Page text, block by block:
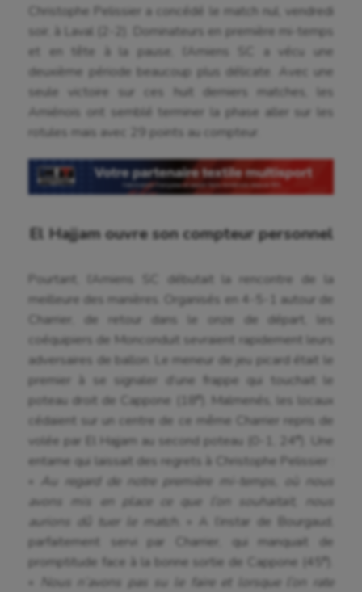
Christophe Pelissier a concédé le match nul, vendredi
soir, à Laval (2-2). Dominateurs en première mi-temps
et en tête à la pause, l’Amiens SC a vécu une
deuxième période beaucoup plus délicate. Avec une
seule victoire sur ces huit derniers matches, les
Amiénois ont semblé terminer la phase aller sur les
rotules mais avec 29 points au compteur.
El Hajjam ouvre son compteur personnel
Pourtant, l’Amiens SC débutait la rencontre de la
meilleure des manières. Organisés en 4-5-1 autour de
Charrier, de retour dans le onze de départ, les
coéquipiers de Monconduit sevraient rapidement leurs
adversaires de ballon. Le meneur de jeu picard était le
premier à se signaler d’une frappe qui touchait le
poteau droit de Cappone (18
e
). Malmenés, les locaux
cédaient sur un centre de ce même Charrier repris de
volée par El Hajjam au second poteau (0-1, 24 e
). Une
entame qui laissait des regrets à Christophe Pelissier :
Au regard de notre première mi-temps, où nous
avons mis en place ce que l’on souhaitait, nous
aurions dû tuer le match.
» A l’instar de Bourgaud,
parfaitement servi par Charrier, qui manquait de
promptitude face à la bonne sortie de Cappone (45
e
Nous n’avons pas su le faire et lorsque l’on rate